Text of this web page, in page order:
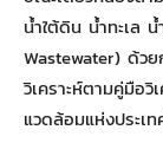
น้ำใต้ดิน น้ำทะเล
Wastewater) ด้ว
วิเคราะห์ตามคู่มือวิ
แวดล้อมแห่งประเท